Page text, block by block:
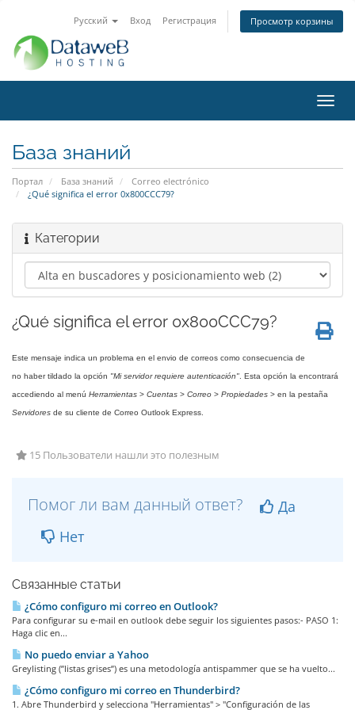
Русский Вход Регистрация Просмотр корзины
База знаний
Портал База знаний
Correo electrónico
¿Qué significa el error 0x800CCC79?
Категории
¿Qué significa el error 0x800CCC79?
Este mensaje indica un problema en el envio de correos como consecuencia de
no haber tildado la opción "Mi servidor requiere autenticación" . Esta opción la encontrará
accediendo al menú Herramientas > Cuentas > Correo > Propiedades > en la pestaña
Servidores de su cliente de Correo Outlook Express.
15 Пользователи нашли это полезным
Помог ли вам данный ответ?
Да
Нет
Связанные статьи
¿Cómo configuro mi correo en Outlook?
Para configurar su e-mail en outlook debe seguir los siguientes pasos:- PASO 1:
Haga clic en...
No puedo enviar a Yahoo
Greylisting (”listas grises”) es una metodología antispammer que se ha vuelto...
¿Cómo configuro mi correo en Thunderbird?
1. Abre Thunderbird y selecciona "Herramientas" > "Configuración de las